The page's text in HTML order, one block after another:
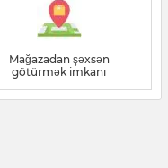
Mağazadan şəxsən
götürmək imkanı